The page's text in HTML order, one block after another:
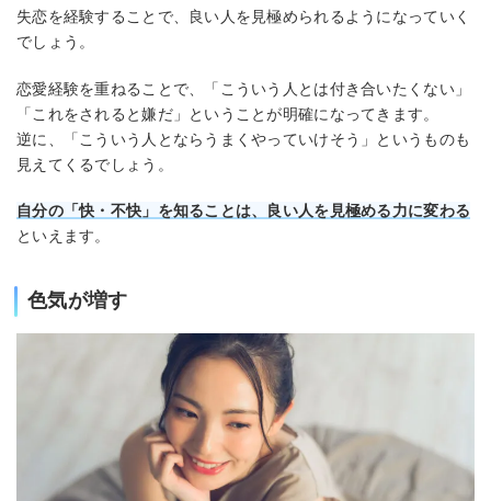
失恋を経験することで、良い人を見極められるようになっていく
でしょう。
恋愛経験を重ねることで、「こういう人とは付き合いたくない」
「これをされると嫌だ」ということが明確になってきます。
逆に、「こういう人とならうまくやっていけそう」というものも
見えてくるでしょう。
自分の「快・不快」を知ることは、良い人を見極める力に変わる
といえます。
色気が増す